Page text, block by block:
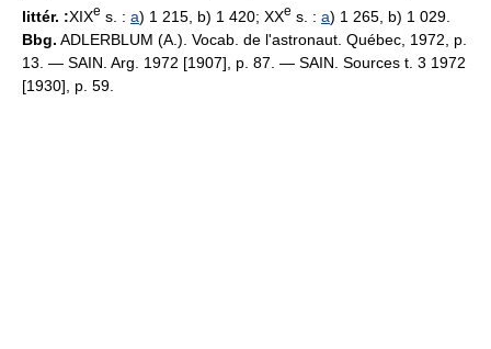
littér. :XIXe s. : a) 1 215, b) 1 420; XXe s. : a) 1 265, b) 1 029.
Bbg. ADLERBLUM (A.). Vocab. de l'astronaut. Québec, 1972, p.
13. — SAIN. Arg. 1972 [1907], p. 87. — SAIN. Sources t. 3 1972
[1930], p. 59.